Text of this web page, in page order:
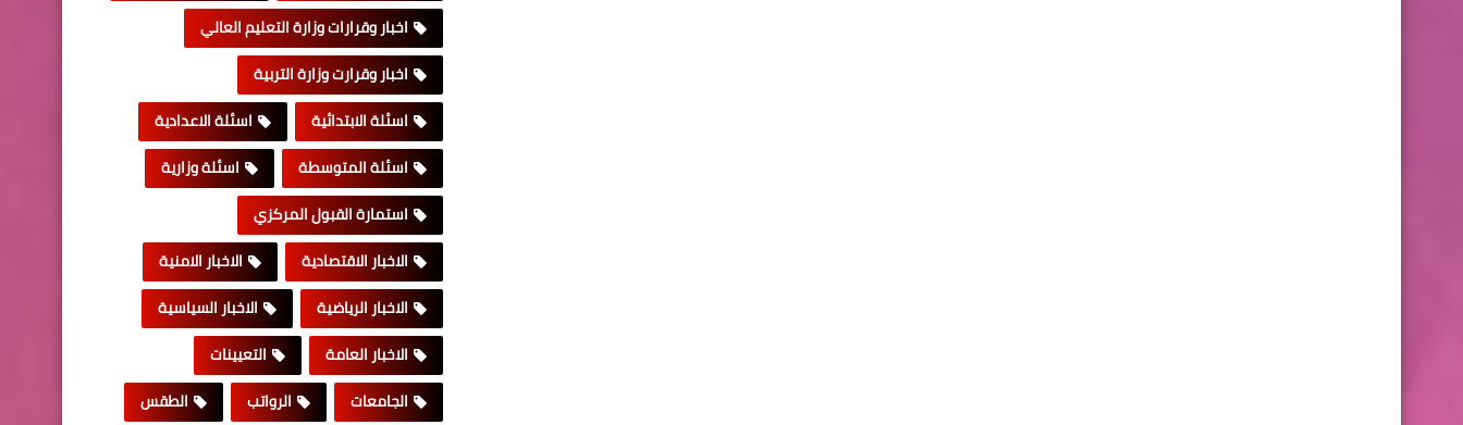
اخبار وقرارات وزارة التعليم العالي
اخبار وقرارت وزارة التربية
اسئلة الابتدائية
اسئلة الاعدادية
اسئلة المتوسطة
اسئلة وزارية
استمارة القبول المركزي
الاخبار الاقتصادية
الاخبار الامنية
الاخبار الرياضية
الاخبار السياسية
الاخبار العامة
التعيينات
الجامعات
الرواتب الطقس